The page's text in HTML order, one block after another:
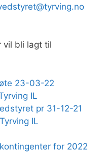
vil bli lagt til
23-03-22
IL
pr 31-12-21
IL
for 2022